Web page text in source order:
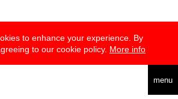
to enhance your experience. By
to our cookie policy. More info
menu